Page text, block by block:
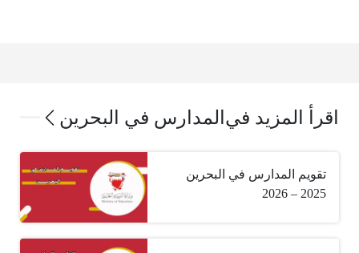
اقرأ المزيد في المدارس في البحرين
تقويم المدارس في البحرين
2025 – 2026